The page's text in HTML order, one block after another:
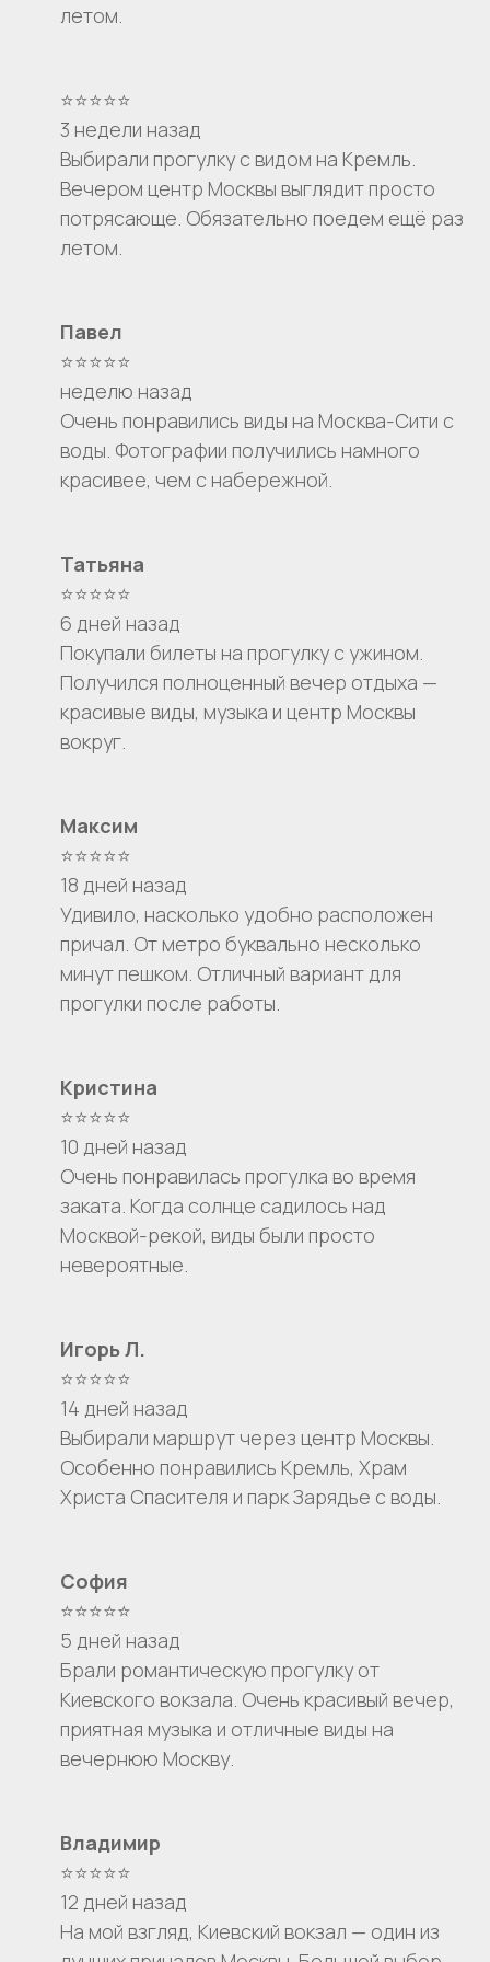
летом.
⭐⭐⭐⭐⭐
3 недели назад
Выбирали прогулку с видом на Кремль.
Вечером центр Москвы выглядит просто
потрясающе. Обязательно поедем ещё раз
летом.
Павел
⭐⭐⭐⭐⭐
неделю назад
Очень понравились виды на Москва-Сити с
воды. Фотографии получились намного
красивее, чем с набережной.
Татьяна
⭐⭐⭐⭐⭐
6 дней назад
Покупали билеты на прогулку с ужином.
Получился полноценный вечер отдыха —
красивые виды, музыка и центр Москвы
вокруг.
Максим
⭐⭐⭐⭐⭐
18 дней назад
Удивило, насколько удобно расположен
причал. От метро буквально несколько
минут пешком. Отличный вариант для
прогулки после работы.
Кристина
⭐⭐⭐⭐⭐
10 дней назад
Очень понравилась прогулка во время
заката. Когда солнце садилось над
Москвой-рекой, виды были просто
невероятные.
Игорь Л.
⭐⭐⭐⭐⭐
14 дней назад
Выбирали маршрут через центр Москвы.
Особенно понравились Кремль, Храм
Христа Спасителя и парк Зарядье с воды.
София
⭐⭐⭐⭐⭐
5 дней назад
Брали романтическую прогулку от
Киевского вокзала. Очень красивый вечер,
приятная музыка и отличные виды на
вечернюю Москву.
Владимир
⭐⭐⭐⭐⭐
12 дней назад
На мой взгляд, Киевский вокзал — один из
Я даю согласие на обработку моих
персональных данных на условиях
ознакомлен(а) сПолитикой обработки
персональных данных.